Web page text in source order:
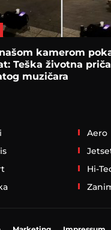
kamerom
Teška životna priča
muzičara
Aero
Hi-